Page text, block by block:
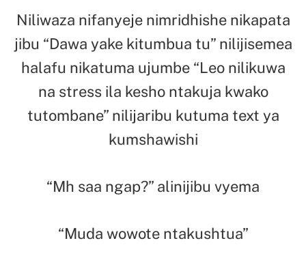
Niliwaza nifanyeje nimridhishe nikapata
jibu “Dawa yake kitumbua tu” nilijisemea
halafu nikatuma ujumbe “Leo nilikuwa
na stress ila kesho ntakuja kwako
tutombane” nilijaribu kutuma text ya
kumshawishi
“Mh saa ngap?” alinijibu vyema
“Muda wowote ntakushtua”